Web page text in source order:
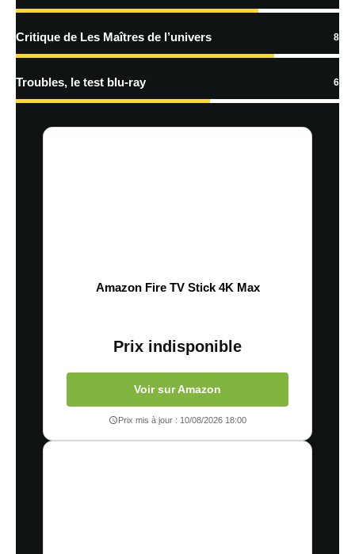
Critique de Les Maîtres de l’univers 8
Troubles, le test blu-ray 6
Amazon Fire TV Stick 4K Max
Prix indisponible
Voir sur Amazon
Prix mis à jour : 10/08/2026 18:00